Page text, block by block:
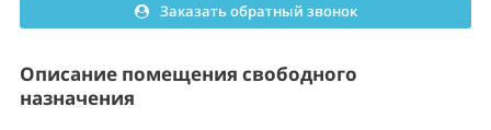
Заказать обратный звонок
Описание помещения свободного
назначения